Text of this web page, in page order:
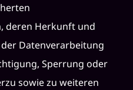
deren Herkunft und
Datenverarbeitung
Sperrung oder
sowie zu weiteren